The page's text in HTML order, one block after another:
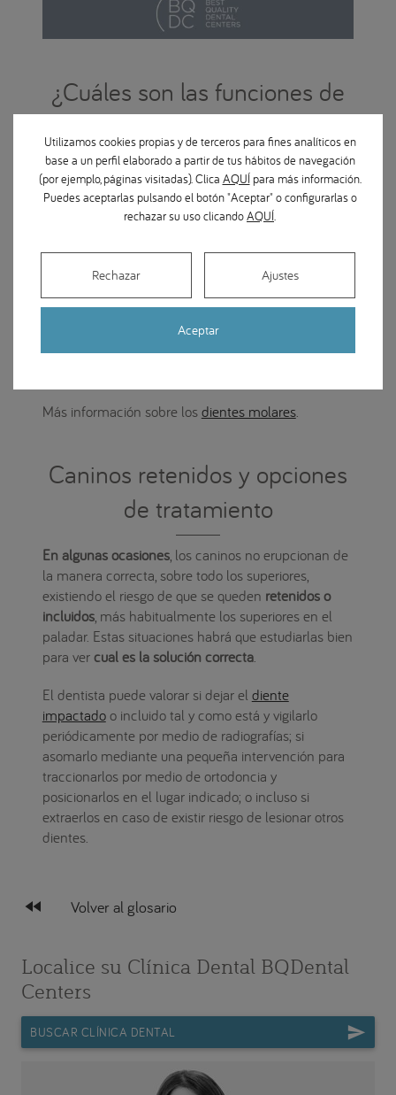
¿Cuáles son las funciones de
Los caninos son unos de los dientes más
importantesde la boca y se caracterizan por serlos
. Tienen una sola cúspide muy afilada y
movimientos de la mandíbulacomo la protusión
(hacia adelante) y lateralidades, protegiendo el resto
de dientes.
La función principal de los caninos es
alimentos, así como la de los incisivos es cortar y la
Más información sobre losdientes molares.
Caninos retenidos y opciones
de tratamiento
En algunas ocasiones, los caninos no erupcionan de
la manera correcta, sobre todo los superiores,
existiendo el riesgo de que se queden retenidos o
incluidos, más habitualmente los superiores en el
paladar. Estas situaciones habrá que estudiarlas bien
para vercual es la solución correcta.
El dentista puede valorar si dejar el diente
impactadoo incluido tal y como está y vigilarlo
periódicamente por medio de radiografías; si
asomarlo mediante una pequeña intervención para
traccionarlos por medio de ortodoncia y
posicionarlos en el lugar indicado; o incluso si
extraerlos en caso de existir riesgo de lesionar otros
dientes.
fast_rewind Volver al glosario
Localice su Clínica Dental BQDental
Centers
BUSCAR CLÍNICA DENTAL
Utilizamos cookies propias y de terceros para fines analíticos en
base a un perfil elaborado a partir de tus hábitos de navegación
(por ejemplo, páginas visitadas). Clica AQUÍpara más información.
Puedes aceptarlas pulsando el botón "Aceptar" o configurarlas o
rechazar su uso clicandoAQUÍ.
Aceptar
Rechazar Ajustes